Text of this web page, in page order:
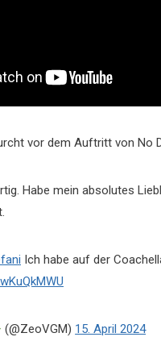
vor dem Auftritt von No
Habe mein absolutes
Ich habe auf der
(@ZeoVGM) 15. April 2024